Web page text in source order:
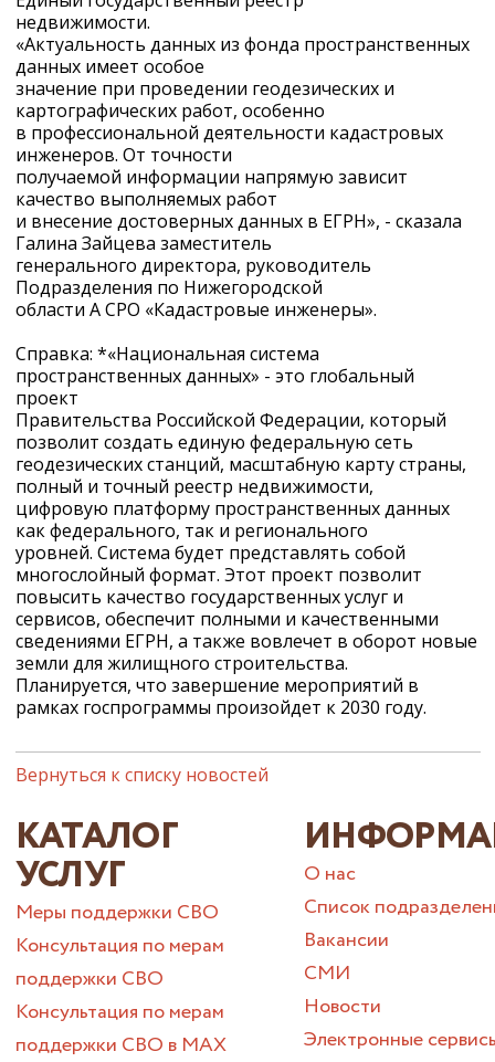
недвижимости.
«Актуальность данных из фонда пространственных
данных имеет особое
значение при проведении геодезических и
картографических работ, особенно
в профессиональной деятельности кадастровых
инженеров. От точности
получаемой информации напрямую зависит
качество выполняемых работ
и внесение достоверных данных в ЕГРН», - сказала
Галина Зайцева заместитель
генерального директора, руководитель
Подразделения по Нижегородской
области А СРО «Кадастровые инженеры».
Справка: *«Национальная система
пространственных данных» - это глобальный
проект
Правительства Российской Федерации, который
позволит создать единую федеральную сеть
геодезических станций, масштабную карту страны,
полный и точный реестр недвижимости,
цифровую платформу пространственных данных
как федерального, так и регионального
уровней. Система будет представлять собой
многослойный формат. Этот проект позволит
повысить качество государственных услуг и
сервисов, обеспечит полными и качественными
сведениями ЕГРН, а также вовлечет в оборот новые
земли для жилищного строительства.
Планируется, что завершение мероприятий в
рамках госпрограммы произойдет к 2030 году.
Вернуться к списку новостей
КАТАЛОГ
УСЛУГ
Меры поддержки СВО
Консультация по мерам
поддержки СВО
Консультация по мерам
поддержки СВО в МАХ
О нас
Список
Вакансии
СМИ
Новости
Электронные